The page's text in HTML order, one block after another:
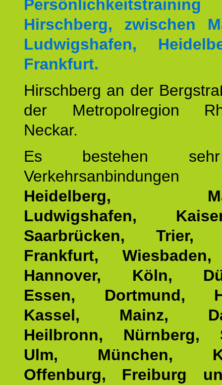
Hirschberg, zwischen
Ludwigshafen,
Frankfurt.
Hirschberg an der
der Metropolregion
Neckar.
Es bestehen
Heidelberg,
Ludwigshafen,
Saarbrücken, Trier,
Frankfurt,
Hannover, Köln,
Essen, Dortmund,
Kassel, Mainz,
Heilbronn, Nürnberg,
Ulm, München,
Offenburg, Freiburg